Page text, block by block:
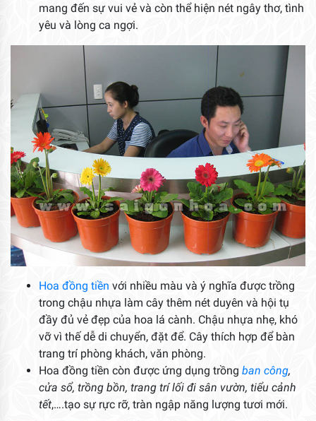
mang đến sự vui vẻ và còn thể hiện nét ngây thơ, tình
yêu và lòng ca ngợi.
Hoa đồng tiền với nhiều màu và ý nghĩa được trồng
trong chậu nhựa làm cây thêm nét duyên và hội tụ
đầy đủ vẻ đẹp của hoa lá cành. Chậu nhựa nhẹ, khó
vỡ vì thế dễ di chuyển, đặt để. Cây thích hợp để bàn
trang trí phòng khách, văn phòng.
Hoa đồng tiền còn được ứng dụng trồng ban công,
cửa sổ, trồng bồn, trang trí lối đi sân vườn, tiểu cảnh
tết,….tạo sự rực rỡ, tràn ngập năng lượng tươi mới.